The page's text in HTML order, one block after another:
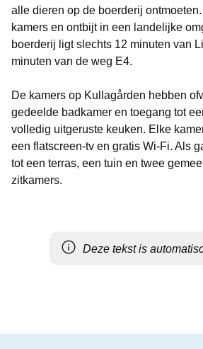
alle dieren op de boerderij
kamers en ontbijt in een landelijke
boerderij ligt slechts 12 minuten van
minuten van de weg E4.
De kamers op Kullagården hebben
gedeelde badkamer en toegang tot
volledig uitgeruste keuken. Elke
een flatscreen-tv en gratis Wi-Fi. Als
tot een terras, een tuin en twee
zitkamers.
Deze tekst is